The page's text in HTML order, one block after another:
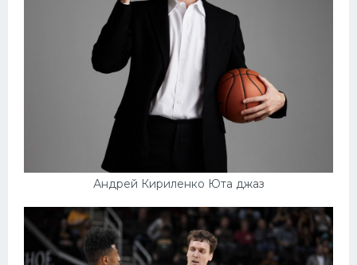
Андрей Кириленко Юта джаз